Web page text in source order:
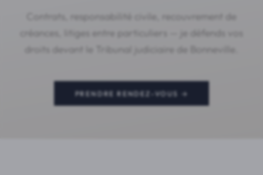
Contrats, responsabilité civile, recouvrement de
créances, litiges entre particuliers — je défends vos
droits devant le Tribunal judiciaire de Bonneville.
PRENDRE RENDEZ-VOUS →